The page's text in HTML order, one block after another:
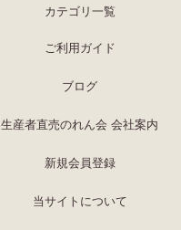
カテゴリ一覧
ご利用ガイド
ブログ
生産者直売のれん会 会社案内
新規会員登録
当サイトについて